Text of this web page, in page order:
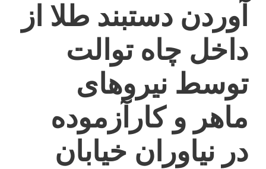
آوردن دستبند طلا از
داخل چاه توالت
توسط نیروهای
ماهر و کارآزموده
در نیاوران خیابان